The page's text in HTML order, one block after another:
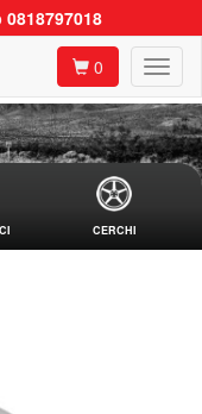
0818797018
0
CERCHI